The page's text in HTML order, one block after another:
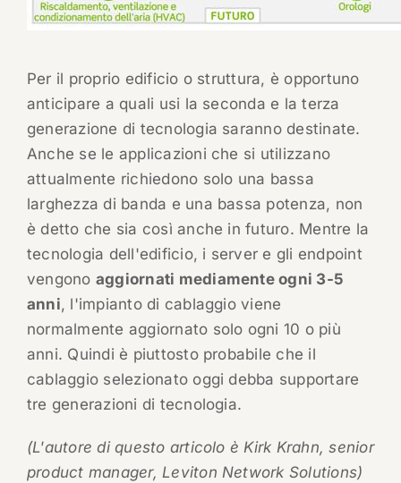
Per il proprio edificio o struttura, è opportuno
anticipare a quali usi la seconda e la terza
generazione di tecnologia saranno destinate.
Anche se le applicazioni che si utilizzano
attualmente richiedono solo una bassa
larghezza di banda e una bassa potenza, non
è detto che sia così anche in futuro. Mentre la
tecnologia dell'edificio, i server e gli endpoint
vengono aggiornati mediamente ogni 3-5
anni, l'impianto di cablaggio viene
normalmente aggiornato solo ogni 10 o più
anni. Quindi è piuttosto probabile che il
cablaggio selezionato oggi debba supportare
tre generazioni di tecnologia.
(L'autore di questo articolo è Kirk Krahn, senior
product manager, Leviton Network Solutions)